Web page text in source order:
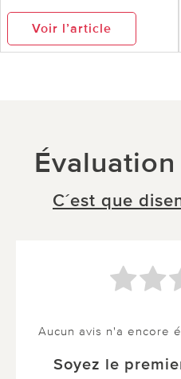
Voir l’article
C´est que
Aucun avis n'a encore
Soyez le